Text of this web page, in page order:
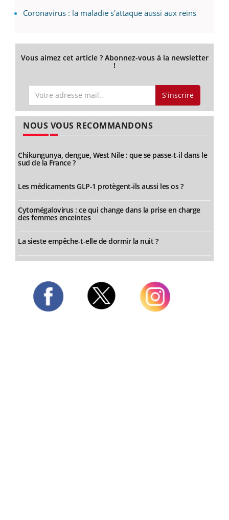
Coronavirus : la maladie s'attaque aussi aux reins
Vous aimez cet article ? Abonnez-vous à la newsletter
!
S'inscrire
NOUS VOUS RECOMMANDONS
Chikungunya, dengue, West Nile : que se passe-t-il dans le
sud de la France ?
Les médicaments GLP-1 protègent-ils aussi les os ?
Cytomégalovirus : ce qui change dans la prise en charge
des femmes enceintes
La sieste empêche-t-elle de dormir la nuit ?